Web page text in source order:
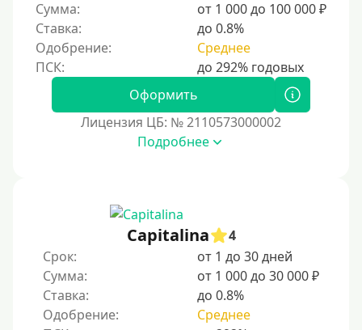
Пенсионерам до 80 лет
Пенсионерам до 85 лет
Безработным
Без привязки к конкретной компании или должности.
Для иностранных граждан
Для граждан других стран, проживающих в
Для граждан других стран, прибывающих в
Кыргызстан
Для граждан Таджикистана, находящихся за рубежом
Для граждан Беларуси, проживающих за рубежом
Сумма:
от 1 000 до 100 000 ₽
Ставка:
до 0.8%
Одобрение:
Среднее
Оформить
Лицензия ЦБ: № 2110573000002
Подробнее
Capitalina
4
Срок:
от 1 до 30 дней
Сумма:
от 1 000 до 30 000 ₽
Ставка:
до 0.8%
Одобрение:
Среднее